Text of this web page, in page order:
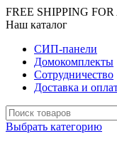
FREE SHIPPING
Наш каталог
СИП-панели
Домокомплекты
Сотрудничество
Доставка и
Выбрать категорию